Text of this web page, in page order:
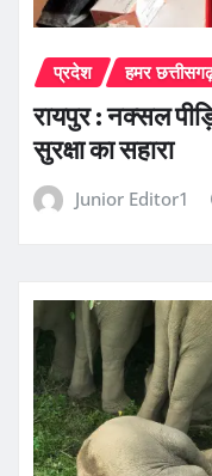
प्रदेश हमर
रायपुर : नक्सल
सुरक्षा का सहारा
Junior Editor1